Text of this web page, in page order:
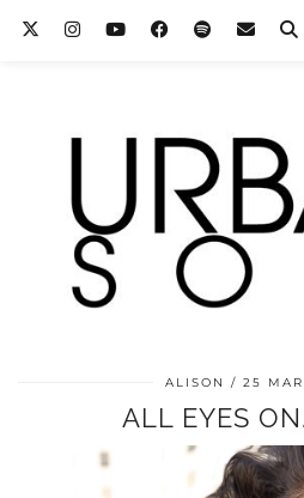
ALISON 25
ALL EYES